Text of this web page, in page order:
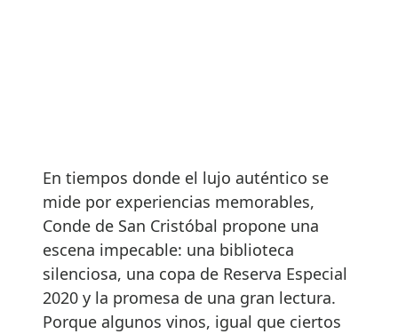
En tiempos donde el lujo auténtico se
mide por experiencias memorables,
Conde de San Cristóbal propone una
escena impecable: una biblioteca
silenciosa, una copa de Reserva Especial
2020 y la promesa de una gran lectura.
Porque algunos vinos, igual que ciertos